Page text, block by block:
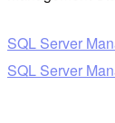
SQL Server
SQL Server